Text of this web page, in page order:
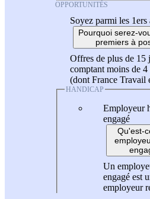
OPPORTUNITÉS
Soyez parmi les
Pourquoi serez-
premiers à
Offres de plus de 15
comptant moins de 4
(dont France Travail
HANDICAP
Employeur
engagé
Qu'est-
Un
engagé est
employeur